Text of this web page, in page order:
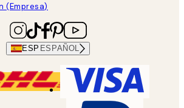
(Empresa)
ESP ESPAÑOL